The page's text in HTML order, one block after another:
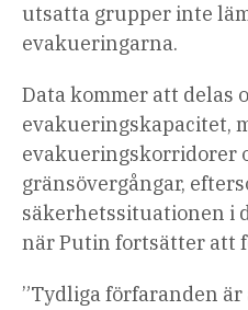
utsatta grupper inte
evakueringarna.
Data kommer att delas
evakueringskapacitet,
evakueringskorridorer
gränsövergångar,
säkerhetssituationen i
när Putin fortsätter att
”Tydliga förfaranden